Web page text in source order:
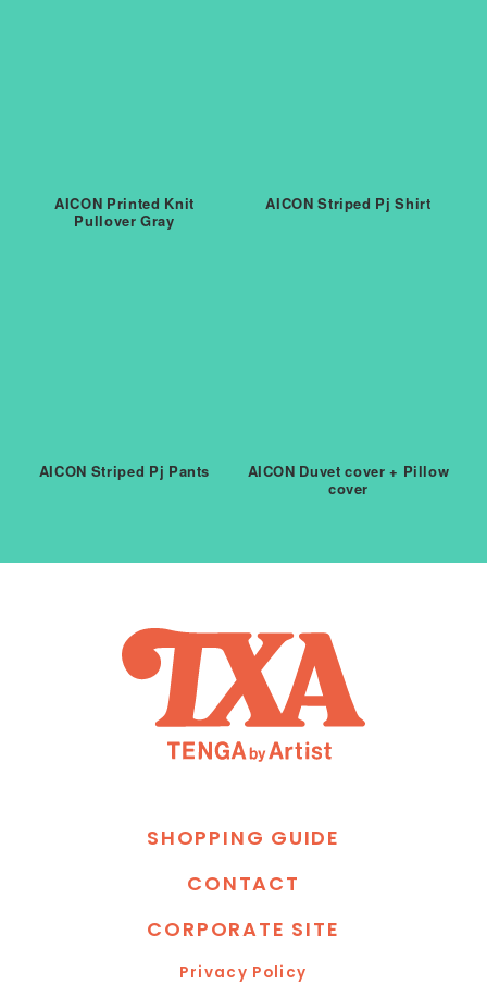
AICON Printed Knit
Pullover Gray
AICON Striped Pj Shirt
AICON Striped Pj Pants
AICON Duvet cover + Pillow
cover
SHOPPING GUIDE
CONTACT
CORPORATE SITE
Privacy Poli cy